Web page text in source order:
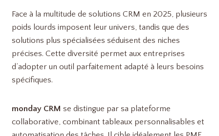
Face à la multitude de solutions CRM en 2025, plusieurs
poids lourds imposent leur univers, tandis que des
solutions plus spécialisées séduisent des niches
précises. Cette diversité permet aux entreprises
d’adopter un outil parfaitement adapté à leurs besoins
spécifiques.
monday CRM se distingue par sa plateforme
collaborative, combinant tableaux personnalisables et